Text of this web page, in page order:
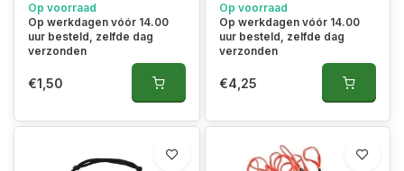
Op voorraad
Op werkdagen vóór 14.00
uur besteld, zelfde dag
verzonden
€1,50
Op voorraad
Op werkdagen vóór 14.00
uur besteld, zelfde dag
verzonden
€4,25